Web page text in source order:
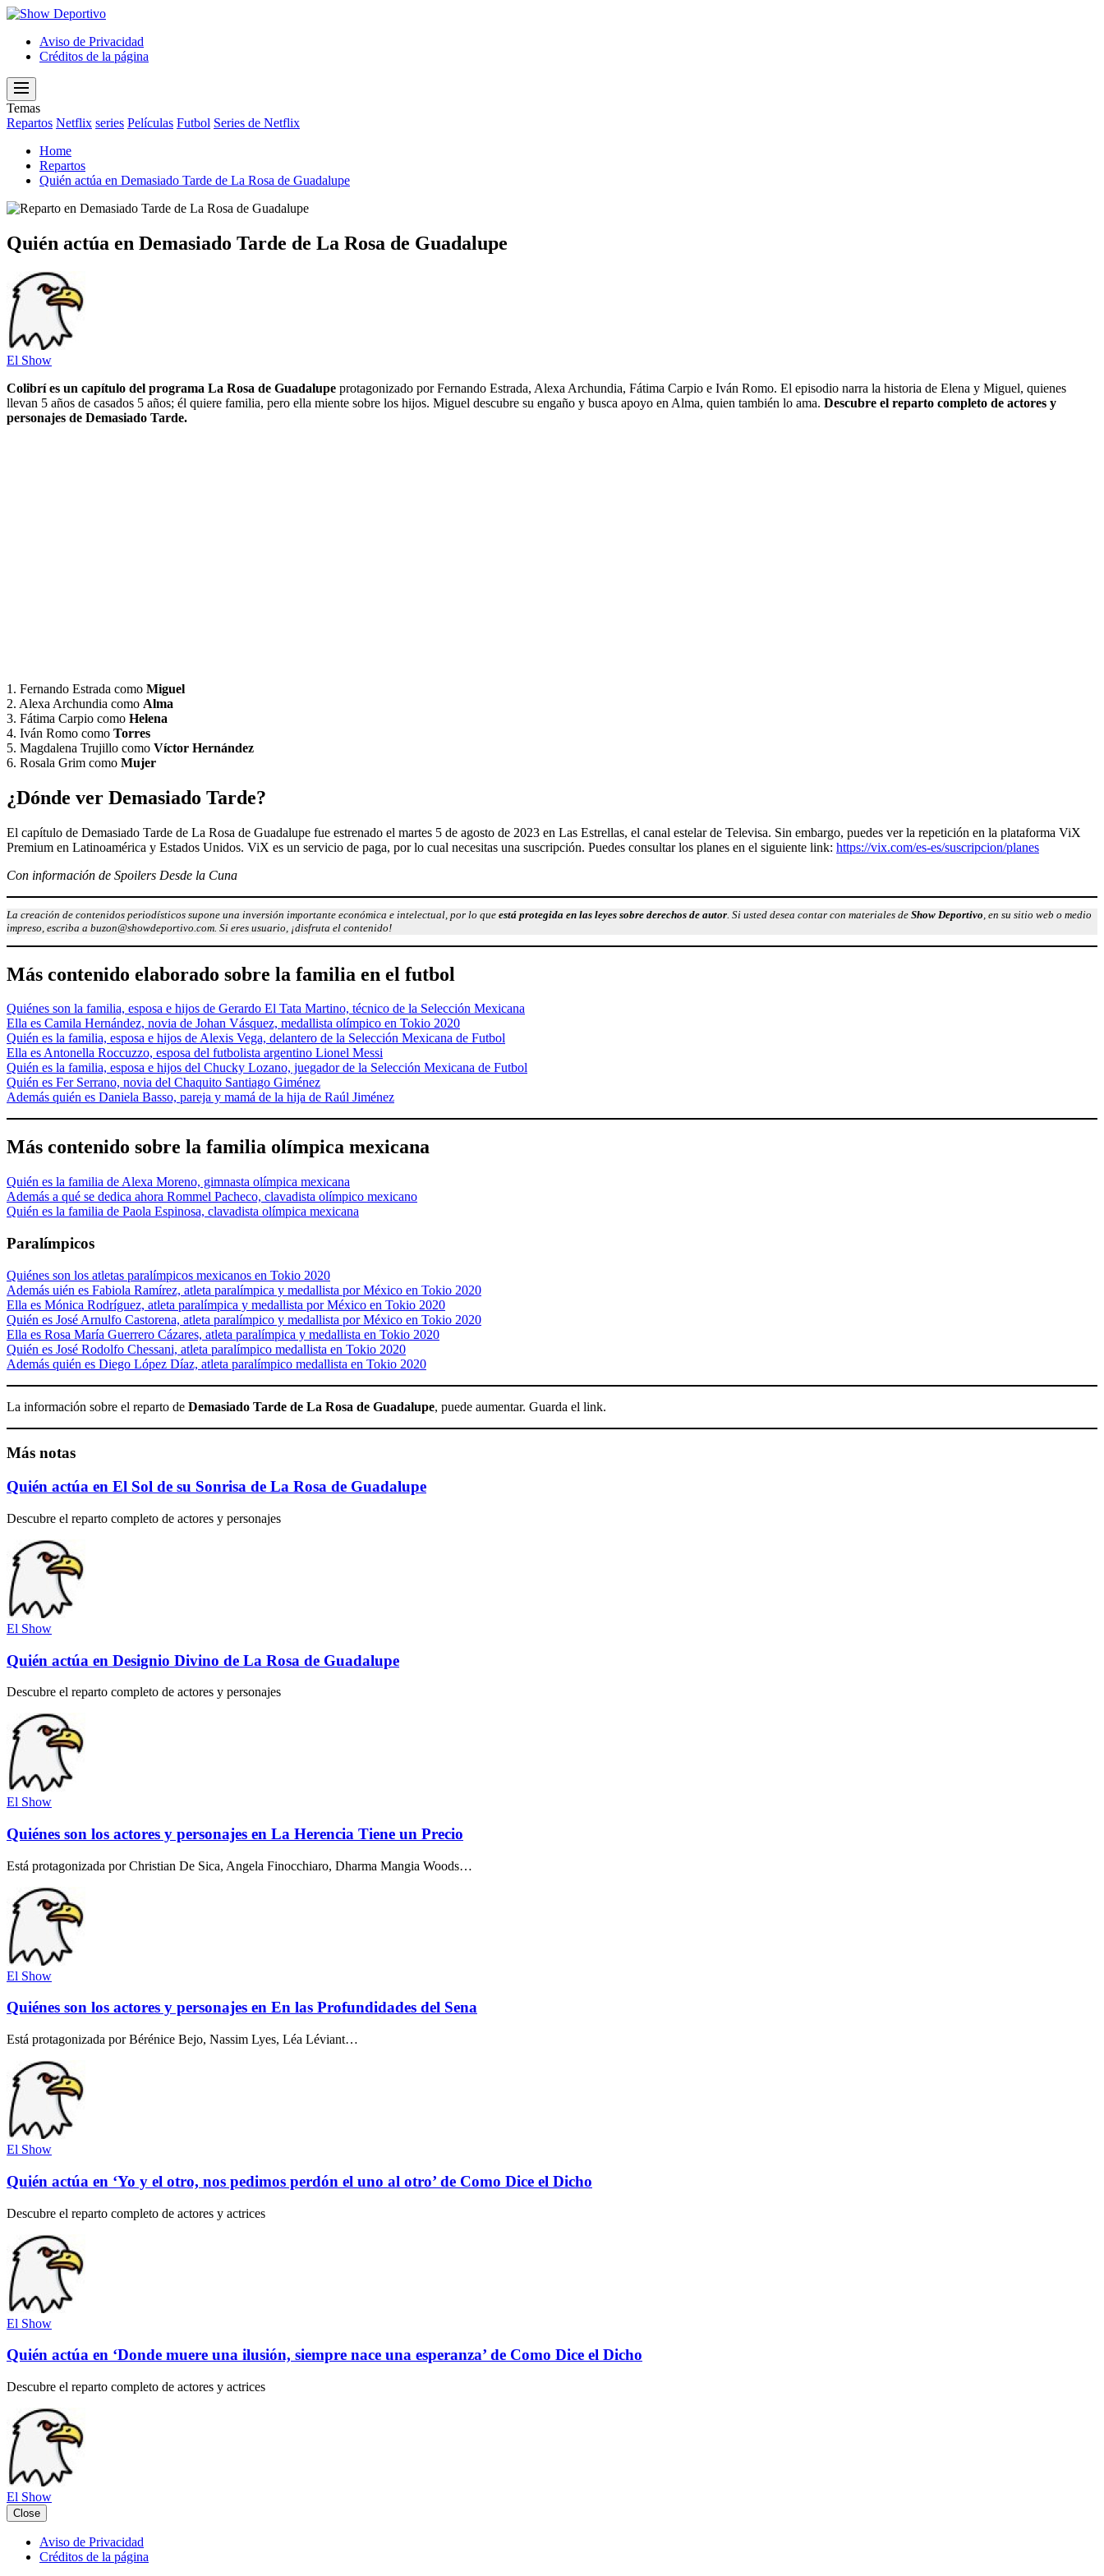
Show
Aviso de Privacidad
Créditos de la página
Menu
Temas
Repartos Netflix series Películas Futbol Series de Netflix
Home
Repartos
Quién actúa en Demasiado Tarde de La Rosa de Guadalupe
Quién actúa en Demasiado Tarde de La Rosa de Guadalupe
El Show
Colibrí es un capítulo del programa La Rosa de Guadalupe protagonizado por Fernando Estrada, Alexa Archundia, Fátima Carpio e Iván Romo. El episodio narra la historia de Elena y Miguel, quienes
llevan 5 años de casados 5 años; él quiere familia, pero ella miente sobre los hijos. Miguel descubre su engaño y busca apoyo en Alma, quien también lo ama. Descubre el reparto completo de actores y
personajes de Demasiado Tarde.
1. Fernando Estrada como Miguel
2. Alexa Archundia como Alma
3. Fátima Carpio como Helena
4. Iván Romo como Torres
5. Magdalena Trujillo como Víctor Hernández
6. Rosala Grim como Mujer
¿Dónde ver Demasiado Tarde?
El capítulo de Demasiado Tarde de La Rosa de Guadalupe fue estrenado el martes 5 de agosto de 2023 en Las Estrellas, el canal estelar de Televisa. Sin embargo, puedes ver la repetición en la plataforma ViX
Premium en Latinoamérica y Estados Unidos. ViX es un servicio de paga, por lo cual necesitas una suscripción. Puedes consultar los planes en el siguiente link: https://vix.com/es-es/suscripcion/planes
Con información de Spoilers Desde la Cuna
La creación de contenidos periodísticos supone una inversión importante económica e intelectual, por lo que está protegida en las leyes sobre derechos de autor . Si usted desea contar con materiales de Show Deportivo , en su sitio web o medio
impreso, escriba a buzon@showdeportivo.com. Si eres usuario, ¡disfruta el contenido!
Más contenido elaborado sobre la familia en el futbol
Quiénes son la familia, esposa e hijos de Gerardo El Tata Martino, técnico de la Selección Mexicana
Ella es Camila Hernández, novia de Johan Vásquez, medallista olímpico en Tokio 2020
Quién es la familia, esposa e hijos de Alexis Vega, delantero de la Selección Mexicana de Futbol
Ella es Antonella Roccuzzo, esposa del futbolista argentino Lionel Messi
Quién es la familia, esposa e hijos del Chucky Lozano, juegador de la Selección Mexicana de Futbol
Quién es Fer Serrano, novia del Chaquito Santiago Giménez
Además quién es Daniela Basso, pareja y mamá de la hija de Raúl Jiménez
Más contenido sobre la familia olímpica mexicana
Quién es la familia de Alexa Moreno, gimnasta olímpica mexicana
Además a qué se dedica ahora Rommel Pacheco, clavadista olímpico mexicano
Quién es la familia de Paola Espinosa, clavadista olímpica mexicana
Paralímpicos
Quiénes son los atletas paralímpicos mexicanos en Tokio 2020
Además uién es Fabiola Ramírez, atleta paralímpica y medallista por México en Tokio 2020
Ella es Mónica Rodríguez, atleta paralímpica y medallista por México en Tokio 2020
Quién es José Arnulfo Castorena, atleta paralímpico y medallista por México en Tokio 2020
Ella es Rosa María Guerrero Cázares, atleta paralímpica y medallista en Tokio 2020
Quién es José Rodolfo Chessani, atleta paralímpico medallista en Tokio 2020
Además quién es Diego López Díaz, atleta paralímpico medallista en Tokio 2020
La información sobre el reparto de Demasiado Tarde de La Rosa de Guadalupe, puede aumentar. Guarda el link.
Más notas
Quién actúa en El Sol de su Sonrisa de La Rosa de Guadalupe
Descubre el reparto completo de actores y personajes
El Show
Quién actúa en Designio Divino de La Rosa de Guadalupe
Descubre el reparto completo de actores y personajes
El Show
Quiénes son los actores y personajes en La Herencia Tiene un Precio
Está protagonizada por Christian De Sica, Angela Finocchiaro, Dharma Mangia Woods…
El Show
Quiénes son los actores y personajes en En las Profundidades del Sena
Está protagonizada por Bérénice Bejo, Nassim Lyes, Léa Léviant…
El Show
Quién actúa en ‘Yo y el otro, nos pedimos perdón el uno al otro’ de Como Dice el Dicho
Descubre el reparto completo de actores y actrices
El Show
Quién actúa en ‘Donde muere una ilusión, siempre nace una esperanza’ de Como Dice el Dicho
Descubre el reparto completo de actores y actrices
El Show
Close
Aviso de Privacidad
Créditos de la página